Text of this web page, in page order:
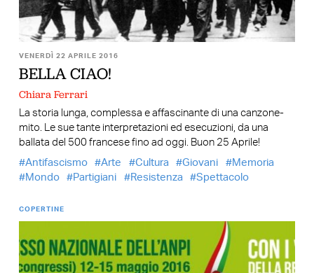
VENERDÌ 22 APRILE 2016
BELLA CIAO!
Chiara Ferrari
La storia lunga, complessa e affascinante di una canzone-
mito. Le sue tante interpretazioni ed esecuzioni, da una
ballata del 500 francese fino ad oggi. Buon 25 Aprile!
Antifascismo
Arte Cultura Giovani
Memoria
Mondo
Partigiani Resistenza Spettacolo
COPERTINE